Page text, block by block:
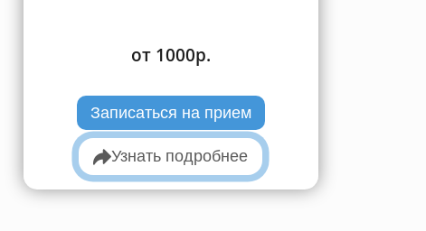
от 1000р.
Записаться на прием
Узнать подробнее